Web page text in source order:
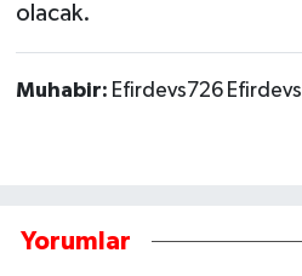
olacak.
Muhabir: Efirdevs726 Efirdevs
Yorumlar